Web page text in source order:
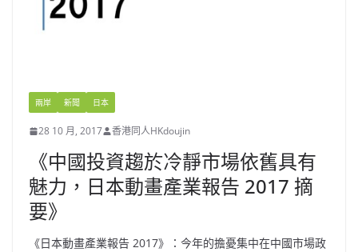
兩岸 新聞 日本
28 10 月, 2017 香港同人HKdoujin
《中國投資趨於冷靜市場依舊具有
魅力，日本動畫產業報告 2017 摘
要》
《日本動畫產業報告 2017》：今年的擔憂集中在中國市場政